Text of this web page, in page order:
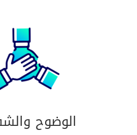
الوضوح